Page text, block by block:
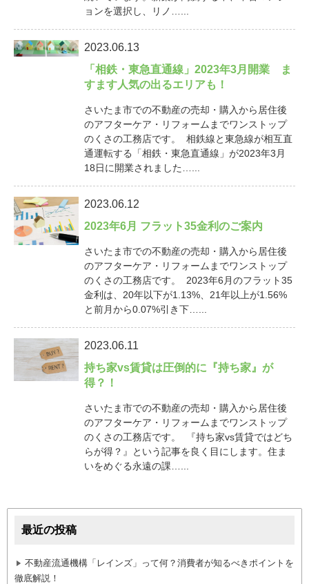
ョンを選択し、リノ…...
2023.06.13
「相鉄・東急直通線」2023年3月開業 ま
すます人気の出るエリアも！
さいたま市での不動産の売却・購入から居住後
のアフターケア・リフォームまでワンストップ
のくさの工務店です。 相鉄線と東急線が相互直
通運転する「相鉄・東急直通線」が2023年3月
18日に開業されました…...
2023.06.12
2023年6月 フラット35金利のご案内
さいたま市での不動産の売却・購入から居住後
のアフターケア・リフォームまでワンストップ
のくさの工務店です。 2023年6月のフラット35
金利は、20年以下が1.13%、21年以上が1.56%
と前月から0.07%引き下…...
2023.06.11
持ち家vs賃貸は圧倒的に『持ち家』が
得？！
さいたま市での不動産の売却・購入から居住後
のアフターケア・リフォームまでワンストップ
のくさの工務店です。 『持ち家vs賃貸ではどち
らが得？』という記事を良く目にします。住ま
いをめぐる永遠の課…...
最近の投稿
不動産流通機構「レインズ」って何？消費者が知るべきポイントを
徹底解説！